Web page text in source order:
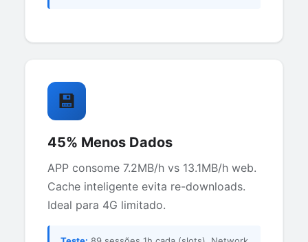
💾
45% Menos Dados
APP consome 7.2MB/h vs 13.1MB/h web.
Cache inteligente evita re-downloads.
Ideal para 4G limitado.